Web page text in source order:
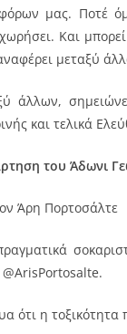
μας. Ποτέ
Και
μεταξύ
άλλων,
και τελικά
του Άδωνι
Άρη Πορτοσάλτε
@ArisPortosalte.
ότι η